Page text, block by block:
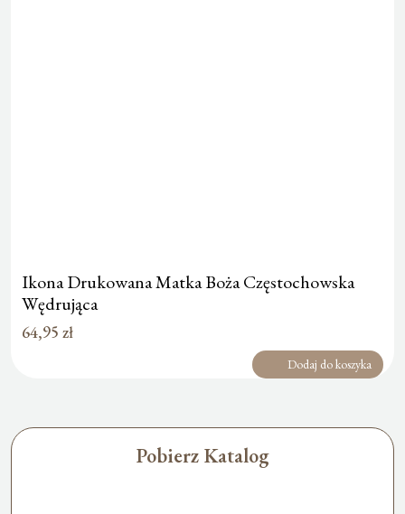
Ikona Drukowana Matka Boża Częstochowska
Wędrująca
64,95 zł
Dodaj do koszyka
Pobierz Katalog